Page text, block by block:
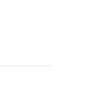
von 5 Sternen